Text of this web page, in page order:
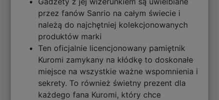
przez fanów Sanrio na całym świecie i
należą do najchętniej kolekcjonowanych
produktów marki
Ten oficjalnie licencjonowany pamiętnik
Kuromi zamykany na kłódkę to doskonałe
miejsce na wszystkie ważne wspomnienia i
sekrety. To również świetny prezent dla
każdego fana Kuromi, który chce